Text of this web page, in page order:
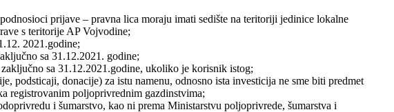
prijave ‒ pravna lica moraju imati sedište na teritoriji jedinice lokalne
s teritorije AP Vojvodine;
2021.godine;
sa 31.12.2021. godine;
sa 31.12.2021.godine, ukoliko je korisnik istog;
podsticaji, donacije) za istu namenu, odnosno ista investicija ne sme biti predmet
registrovanim poljoprivrednim gazdinstvima;
i šumarstvo, kao ni prema Ministarstvu poljoprivrede, šumarstva i